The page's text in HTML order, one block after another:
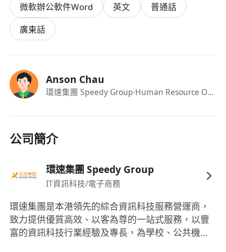
微軟辦公軟件Word
英文
普通話
廣東話
Anson Chau
環速集團 Speedy Group·Human Resource Officer
公司簡介
環速集團 Speedy Group
IT資訊科技/電子商務
環速集團是本港領先的綜合資訊科技服務營運商，
致力提供優質高效、以客為尊的一站式服務，以豐
富的資訊科技行業經驗及專長，為學校、公共機構